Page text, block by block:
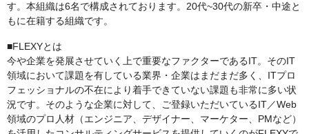
す。本組織は6名で構成されております。20代~30代の新卒・中途と
もに在籍する組織です。
■FLEXYとは
今や企業を発展させていく上で重要なファクターであるIT。そのIT
領域において課題を有している業界・企業はまだまだ多く、ITプロ
フェッショナルの不在により着手できていない課題も非常に多い状
況です。そのような企業に対して、ご登録いただいているIT／Web
領域のプロ人材（エンジニア、デザイナー、マーケター、PMなど）